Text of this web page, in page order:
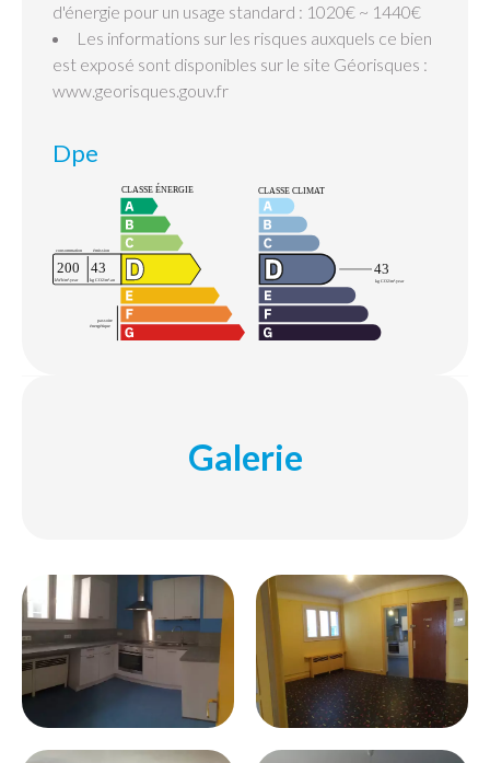
d'énergie pour un usage standard : 1020€ ~ 1440€
Les informations sur les risques auxquels ce bien
est exposé sont disponibles sur le site Géorisques :
www.georisques.gouv.fr
Dpe
Galerie